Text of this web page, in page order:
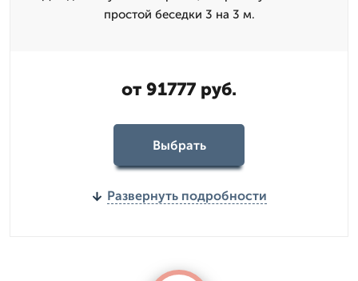
простой беседки 3 на 3 м.
от 91777 руб.
Выбрать
Развернуть подробности